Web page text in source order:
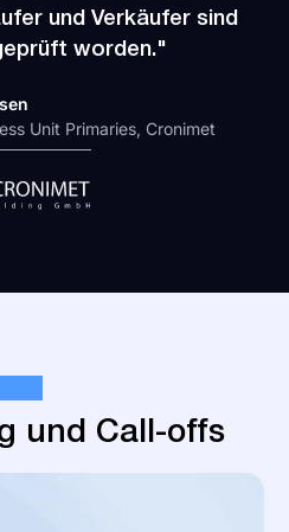
und Verkäufer sind
worden."
Unit Primaries, Cronimet
und Call-offs